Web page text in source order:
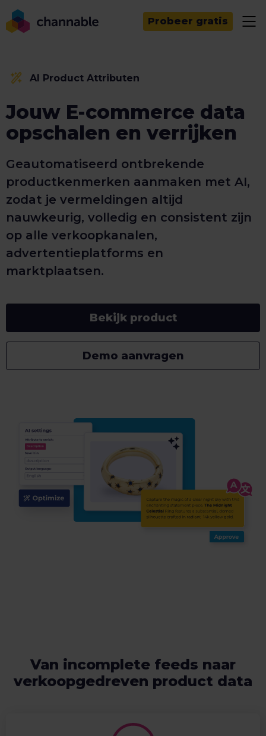
Probeer gratis
AI Product Attributen
Jouw E-commerce data
opschalen en verrijken
Geautomatiseerd ontbrekende
productkenmerken aanmaken met AI,
zodat je vermeldingen altijd
nauwkeurig, volledig en consistent zijn
op alle verkoopkanalen,
advertentieplatforms en
marktplaatsen.
Bekijk product
Demo aanvragen
Van incomplete feeds naar
verkoopgedreven product data